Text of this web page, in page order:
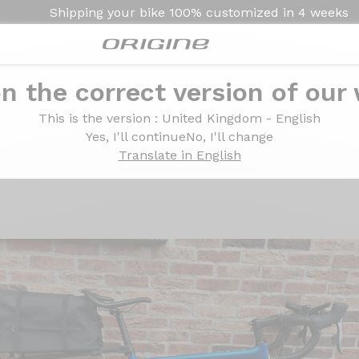
Shipping your bike 100% customized in 4 weeks
the correct version of our
This is the version : United Kingdom - English
Yes, I'll continueNo, I'll change
Translate in English
AXS - Prymahl Orion C35 R
SRAM Force AXS -